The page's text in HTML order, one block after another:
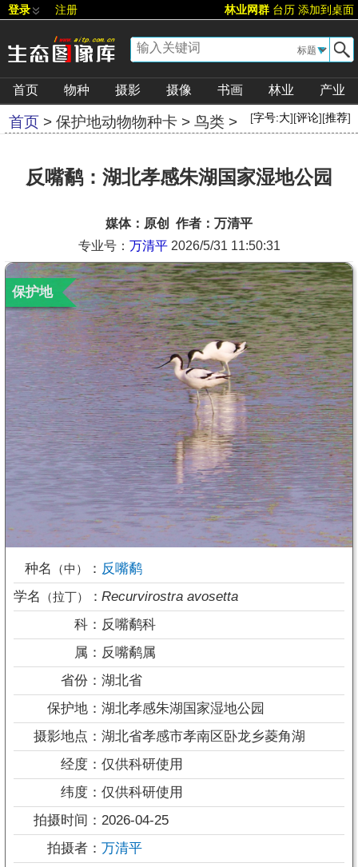
登录 注册 林业网群 台历 添加到桌面
▼
首页 物种 摄影 摄像 书画 林业 产业
首页 > 保护地动物物种卡 > 鸟类 > [字号:大][评论][推荐]
反嘴鹬：湖北孝感朱湖国家湿地公园
媒体：原创 作者：万清平
专业号： 万清平 2026/5/31 11:50:31
种名 （中） ： 反嘴鹬
学名
（拉丁） ：Recurvirostra avosetta
科： 反嘴鹬科
属： 反嘴鹬属
省份： 湖北省
保护地： 湖北孝感朱湖国家湿地公园
摄影地点： 湖北省孝感市孝南区卧龙乡菱角湖
经度： 仅供科研使用
纬度： 仅供科研使用
拍摄时间： 2026-04-25
拍摄者： 万清平